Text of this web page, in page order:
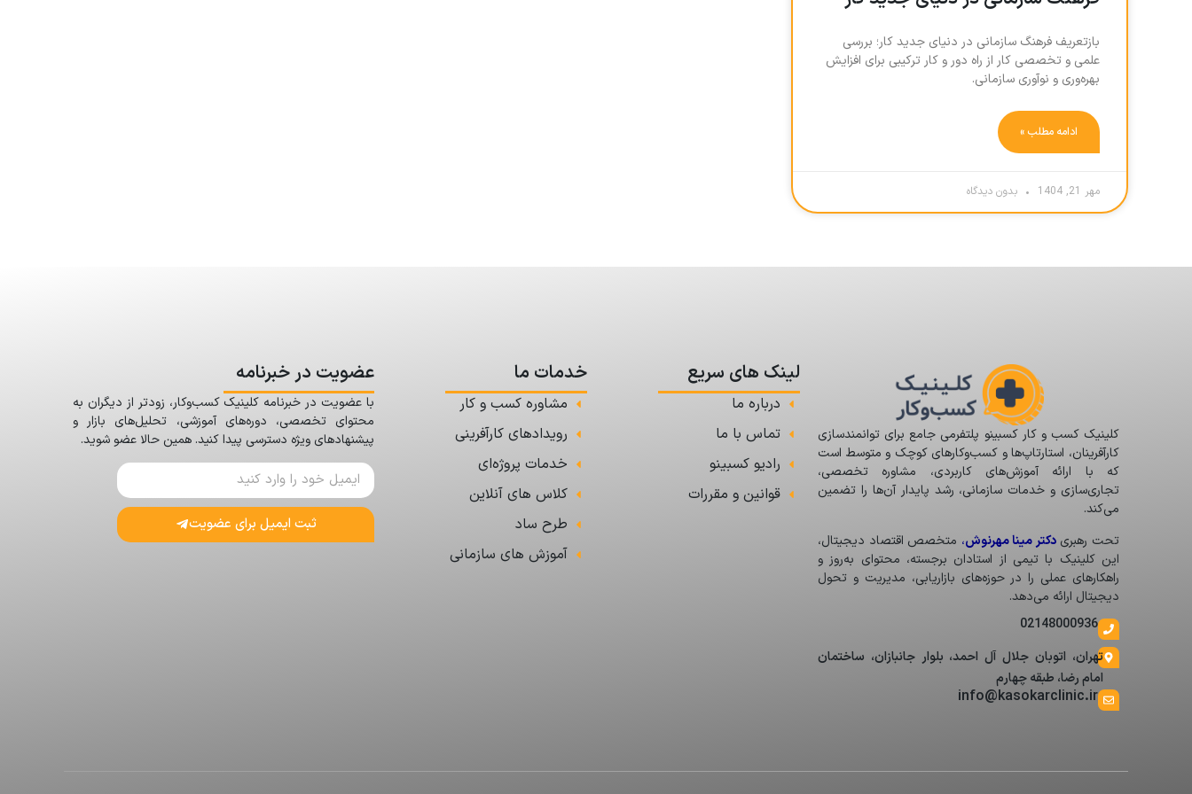
بازتعریف فرهنگ سازمانی در دنیای جدید کار؛ بررسی
علمی و تخصصی کار از راه دور و کار ترکیبی برای افزایش
بهره‌وری و نوآوری سازمانی.
ادامه مطلب »
مهر 21, 1404 بدون دیدگاه
کلینیک کسب و کار کسبینو پلتفرمی جامع برای توانمندسازی
کارآفرینان، استارتاپ‌ها و کسب‌وکارهای کوچک و متوسط است
که با ارائه آموزش‌های کاربردی، مشاوره تخصصی،
تجاری‌سازی و خدمات سازمانی، رشد پایدار آن‌ها را تضمین
می‌کند.
تحت رهبریدکتر مینا مهرنوش، متخصص اقتصاد دیجیتال،
این کلینیک با تیمی از استادان برجسته، محتوای به‌روز و
راهکارهای عملی را در حوزه‌های بازاریابی، مدیریت و تحول
دیجیتال ارائه می‌دهد.
02148000936
تهران، اتوبان جلال آل احمد، بلوار جانبازان، ساختمان
امام رضا، طبقه چهارم
info@kasokarclinic.ir
لینک های سریع
درباره ما
تماس با ما
رادیو کسبینو
قوانین و مقررات
خدمات ما
مشاوره کسب و کار
رویدادهای کارآفرینی
خدمات پروژه‌ای
کلاس های آنلاین
طرح ساد
آموزش های سازمانی
عضویت در خبرنامه
با عضویت در خبرنامه کلینیک کسب‌وکار، زودتر از دیگران به
محتوای تخصصی، دوره‌های آموزشی، تحلیل‌های بازار و
پیشنهادهای ویژه دسترسی پیدا کنید. همین حالا عضو شوید.
ثبت ایمیل برای عضویت